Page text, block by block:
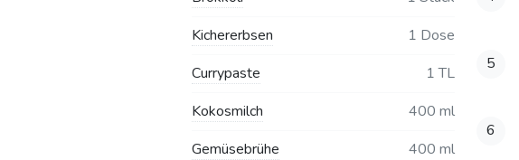
Kichererbsen
1 Dose
Currypaste
1 TL
Kokosmilch
400 ml
Gemüsebrühe
400 ml
5
6